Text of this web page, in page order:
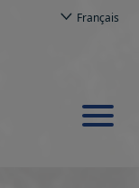
Français